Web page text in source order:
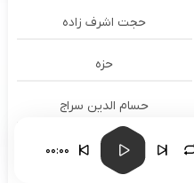
حجت اشرف زاده
حزه
حسام الدین سراج
حسام حیدری 00:00